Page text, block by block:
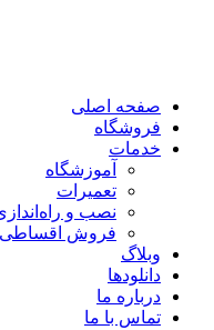
صفحه اصلی
فروشگاه
خدمات
آموزشگاه
تعمیرات
نصب و
فروش اقساطی
وبلاگ
دانلودها
درباره ما
تماس با ما